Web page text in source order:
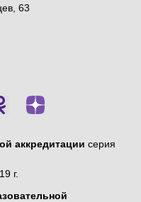
63
аккредитации серия
г.